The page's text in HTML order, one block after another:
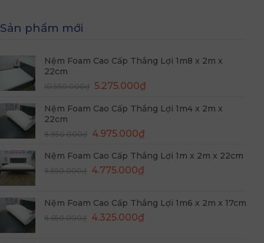
Sản phẩm mới
Nệm Foam Cao Cấp Thắng Lợi 1m8 x 2m x
22cm
10.550.000₫ Giá
là:
5.275.000₫Giá
tại
Nệm Foam Cao Cấp Thắng Lợi 1m4 x 2m x
22cm
9.950.000₫ Giá
là:
9.950.000₫.
4.975.000₫Giá
tại
là:
Nệm Foam Cao Cấp Thắng Lợi 1m x 2m x 22cm
9.550.000₫ Giá
9.550.000₫.
4.775.000₫Giá
là:
4.775.000₫.
Nệm Foam Cao Cấp Thắng Lợi 1m6 x 2m x 17cm
8.650.000₫ Giá
4.325.000₫Giá